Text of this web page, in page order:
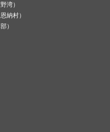
湾）
納村）
）